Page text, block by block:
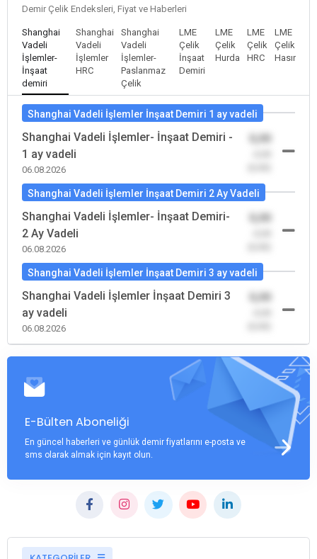
Demir Çelik Endeksleri, Fiyat ve Haberleri
Shanghai
Vadeli
İşlemler-
İnşaat
demiri
Shanghai
Vadeli
İşlemler
HRC
Shanghai
Vadeli
İşlemler-
Paslanmaz
Çelik
LME
Çelik
İnşaat
Demiri
LME
Çelik
Hurda
LME
Çelik
HRC
LME
Çelik
Hasır
Shanghai Vadeli İşlemler İnşaat Demiri 1 ay vadeli
Shanghai Vadeli İşlemler- İnşaat Demiri -
1 ay vadeli
06.08.2026
0,00
Shanghai Vadeli İşlemler İnşaat Demiri 2 Ay Vadeli
Shanghai Vadeli İşlemler- İnşaat Demiri-
2 Ay Vadeli
06.08.2026
0,00
Shanghai Vadeli İşlemler İnşaat Demiri 3 ay vadeli
Shanghai Vadeli İşlemler İnşaat Demiri 3
ay vadeli
06.08.2026
0,00
E-Bülten Aboneliği
En güncel haberleri ve günlük demir fiyatlarını e-posta ve
sms olarak almak için kayıt olun.